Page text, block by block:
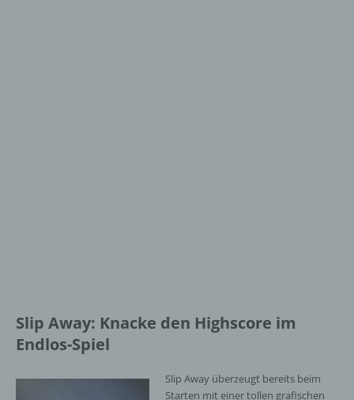
Slip Away: Knacke den Highscore im
Endlos-Spiel
Slip Away überzeugt bereits beim
Starten mit einer tollen grafischen